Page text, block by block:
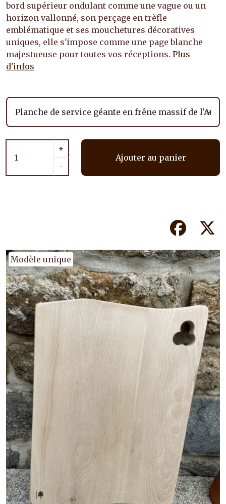
Modèle unique
bord supérieur ondulant comme une vague ou un
horizon vallonné, son perçage en trèfle
emblématique et ses mouchetures décoratives
uniques, elle s'impose comme une page blanche
majestueuse pour toutes vos réceptions. Plus
d'infos
+
-
Ajouter au panier
Facebook